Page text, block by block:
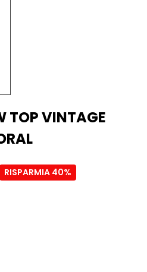
TOP VINTAGE
RISPARMIA 40%